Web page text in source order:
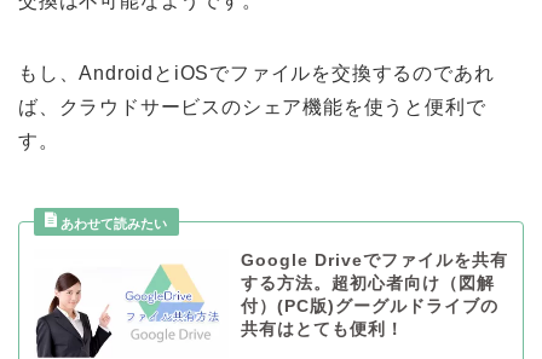
もし、AndroidとiOSでファイルを交換するのであれ
ば、クラウドサービスのシェア機能を使うと便利で
す。
Google Driveでファイルを共有
する方法。超初心者向け（図解
付）(PC版)グーグルドライブの
共有はとても便利！